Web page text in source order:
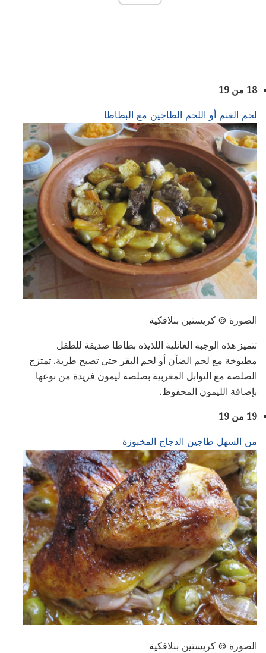
18 من 19
لحم الغنم أو اللحم الطاجين مع البطاطا
الصورة © كريستين بنلافكية
تتميز هذه الوجبة العائلية اللذيذة بطاطا صديقة للطفل
مطبوخة مع لحم الضأن أو لحم البقر حتى تصبح طرية. تمتزج
الصلصة مع التوابل المغربية بصلصة ليمون فريدة من نوعها
بإضافة الليمون المحفوظ.
19 من 19
من السهل طاجين الدجاج المخبوزة
الصورة © كريستين بنلافكية